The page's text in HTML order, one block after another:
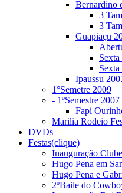
Bernardino
3
3
Guapiaçu
Sexta
Sexta
Ipaussu
1°Semetre 2009
- 1ºSemestre 2007
Fapi
Marilia Rodeio
DVDs
Festas(clique)
Inauguração
Hugo Pena em
Hugo Pena e
2ºBaile do